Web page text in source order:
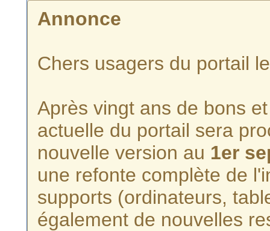
Annonce
Chers usagers du portail
Après vingt ans de bons
actuelle du portail sera
nouvelle version au 1er
une refonte complète de
supports (ordinateurs,
également de nouvelles